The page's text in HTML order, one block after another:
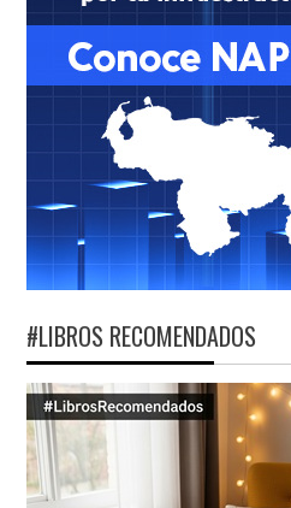
#LIBROS RECOMENDADOS